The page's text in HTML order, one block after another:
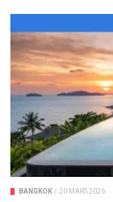
BANGKOK / 20 MARS 2026